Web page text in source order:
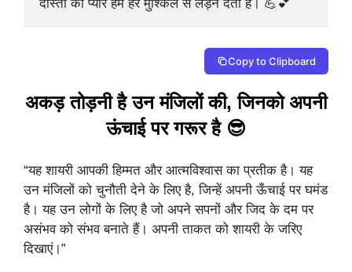
दोस्तों का प्यार हमें हर मुश्किल से लड़ने देता है। 💪💕
Copy to Clipboard
अकड़ तोड़नी है उन मंजिलों की, जिनको अपनी
ऊंचाई पर गरूर है 😎
“यह शायरी आपकी हिम्मत और आत्मविश्वास का प्रतीक है। यह
उन मंजिलों को चुनौती देने के लिए है, जिन्हें अपनी ऊँचाई पर घमंड
है। यह उन लोगों के लिए है जो अपने सपनों और जिद के दम पर
असंभव को संभव बनाते हैं। अपनी ताकत को शायरी के जरिए
दिखाएं।”